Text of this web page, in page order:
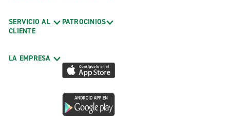
SERVICIO AL
CLIENTE
LA EMPRESA
PATROCINIOS